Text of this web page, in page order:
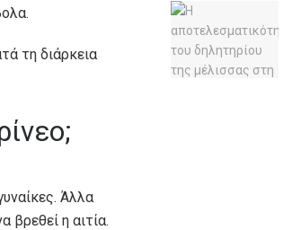
τη διάρκεια
Άλλα
βρεθεί η αιτία.